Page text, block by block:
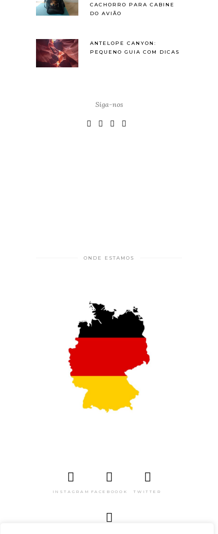
CACHORRO PARA CABINE
DO AVIÃO
ANTELOPE CANYON:
PEQUENO GUIA COM DICAS
Siga-nos
ONDE ESTAMOS
INSTAGRAM FACEBOOOK TWITTER